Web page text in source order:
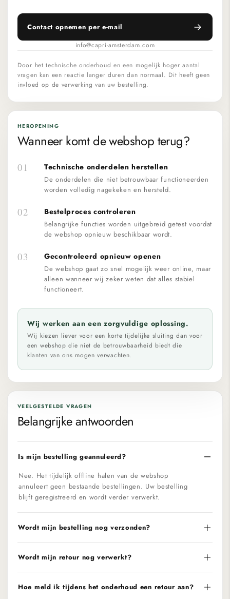
Contact opnemen per e-mail
info@capri-amsterdam.com
Door het technische onderhoud en een mogelijk hoger aantal
vragen kan een reactie langer duren dan normaal. Dit heeft geen
invloed op de verwerking van uw bestelling.
HEROPENING
Wanneer komt de webshop terug?
01 Technische onderdelen herstellen
De onderdelen die niet betrouwbaar functioneerden
worden volledig nagekeken en hersteld.
02 Bestelproces controleren
Belangrijke functies worden uitgebreid getest voordat
de webshop opnieuw beschikbaar wordt.
03 Gecontroleerd opnieuw openen
De webshop gaat zo snel mogelijk weer online, maar
alleen wanneer wij zeker weten dat alles stabiel
functioneert.
Wij werken aan een zorgvuldige oplossing.
Wij kiezen liever voor een korte tijdelijke sluiting dan voor
een webshop die niet de betrouwbaarheid biedt die
klanten van ons mogen verwachten.
VEELGESTELDE VRAGEN
Belangrijke antwoorden
Is mijn bestelling geannuleerd?
Nee. Het tijdelijk offline halen van de webshop
annuleert geen bestaande bestellingen. Uw bestelling
blijft geregistreerd en wordt verder verwerkt.
Wordt mijn bestelling nog verzonden?
Wordt mijn retour nog verwerkt?
Hoe meld ik tijdens het onderhoud een retour aan?